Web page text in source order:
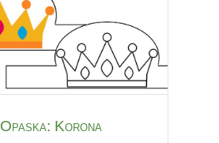
Opaska: Korona